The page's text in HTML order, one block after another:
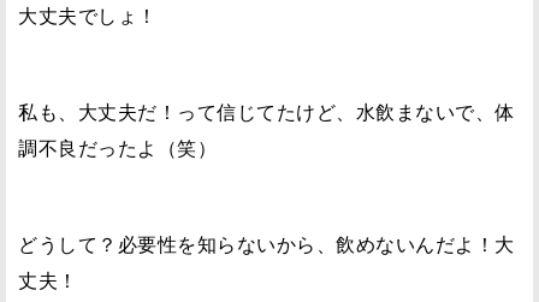
大丈夫でしょ！
私も、大丈夫だ！って信じてたけど、水飲まないで、体
調不良だったよ（笑）
どうして？必要性を知らないから、飲めないんだよ！大
丈夫！